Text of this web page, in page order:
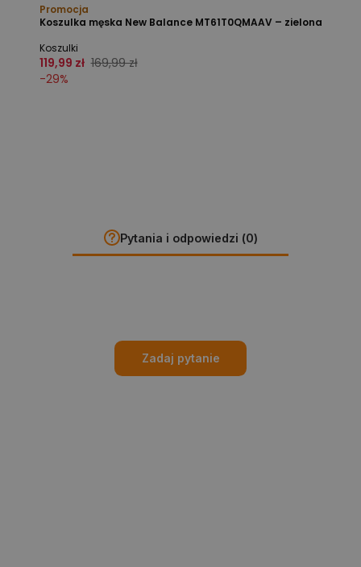
Promocja
Koszulka męska New Balance MT61T0QMAAV – zielona
Koszulki
119,99 zł 169,99 zł
-29%
Pytania i odpowiedzi (0)
Zadaj pytanie